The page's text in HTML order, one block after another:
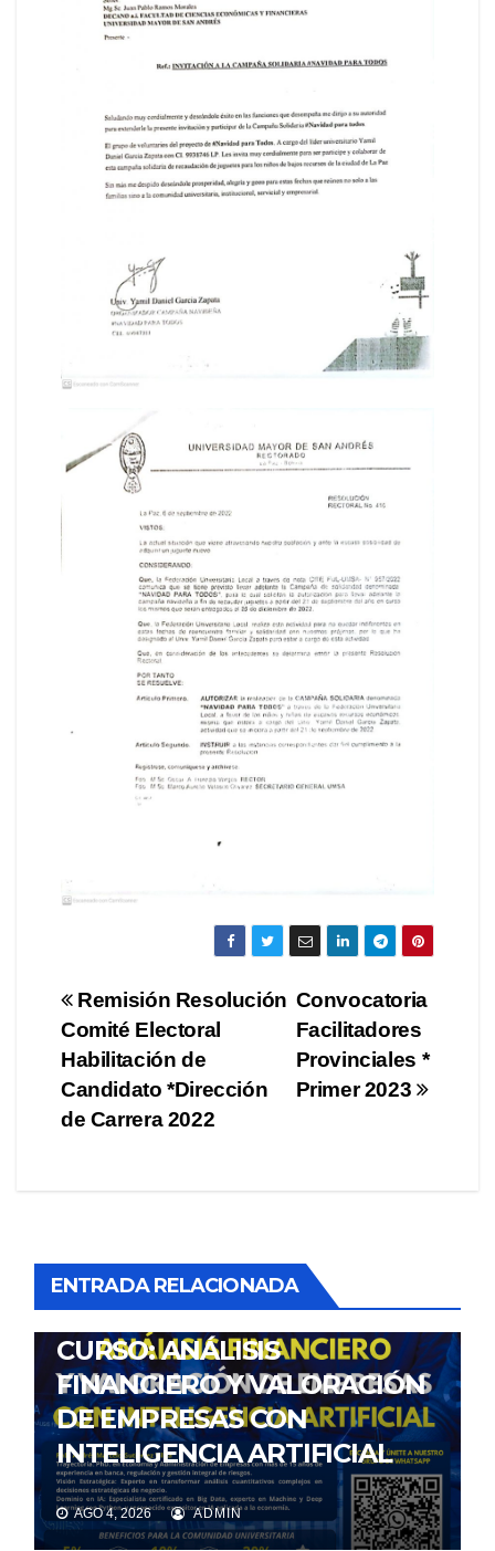
Navegación
de
entradas
Convocatoria
Facilitadores
Provinciales *
Primer 2023
Remisión Resolución
Comité Electoral
Habilitación de
Candidato *Dirección
de Carrera 2022
ENTRADA RELACIONADA
CURSO: ANÁLISIS
FINANCIERO Y VALORACIÓN
DE EMPRESAS CON
INTELIGENCIA ARTIFICIAL
AGO 4, 2026 ADMIN